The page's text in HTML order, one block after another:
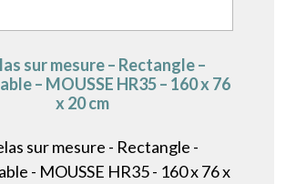
sur mesure – Rectangle –
– MOUSSE HR35 – 160 x 76
x 20 cm
sur mesure - Rectangle -
- MOUSSE HR35 - 160 x 76 x